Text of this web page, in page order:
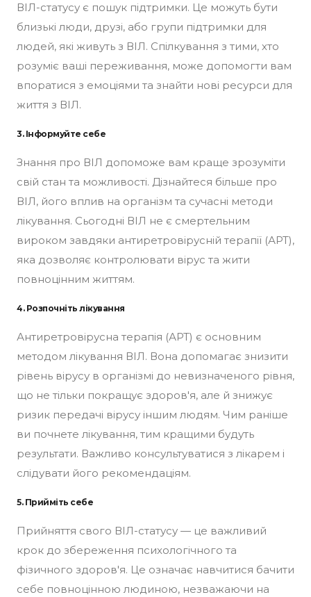
ВІЛ-статусу є пошук підтримки. Це можуть бути
близькі люди, друзі, або групи підтримки для
людей, які живуть з ВІЛ. Спілкування з тими, хто
розуміє ваші переживання, може допомогти вам
впоратися з емоціями та знайти нові ресурси для
життя з ВІЛ.
3. Інформуйте себе
Знання про ВІЛ допоможе вам краще зрозуміти
свій стан та можливості. Дізнайтеся більше про
ВІЛ, його вплив на організм та сучасні методи
лікування. Сьогодні ВІЛ не є смертельним
вироком завдяки антиретровірусній терапії (АРТ),
яка дозволяє контролювати вірус та жити
повноцінним життям.
4. Розпочніть лікування
Антиретровірусна терапія (АРТ) є основним
методом лікування ВІЛ. Вона допомагає знизити
рівень вірусу в організмі до невизначеного рівня,
що не тільки покращує здоров'я, але й знижує
ризик передачі вірусу іншим людям. Чим раніше
ви почнете лікування, тим кращими будуть
результати. Важливо консультуватися з лікарем і
слідувати його рекомендаціям.
5. Прийміть себе
Прийняття свого ВІЛ-статусу — це важливий
крок до збереження психологічного та
фізичного здоров'я. Це означає навчитися бачити
себе повноцінною людиною, незважаючи на